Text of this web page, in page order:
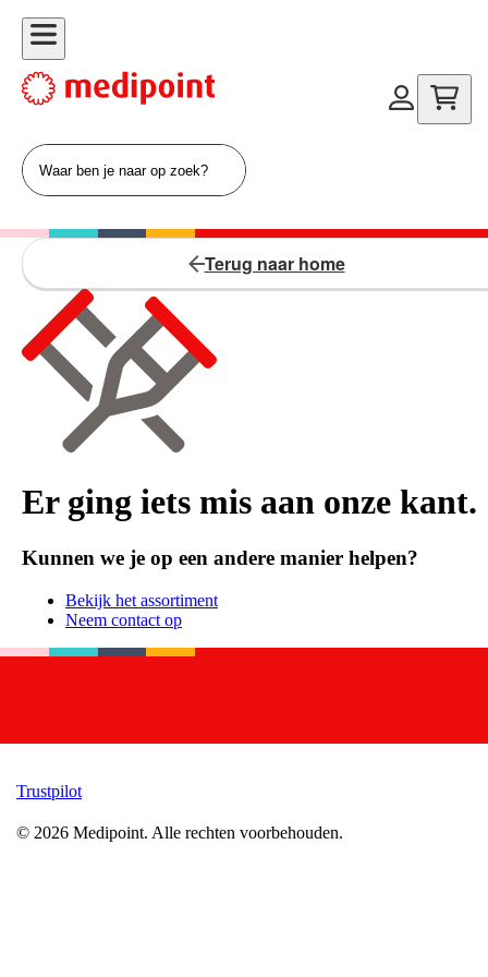
Terug naar home
Er ging iets mis aan onze kant.
Kunnen we je op een andere manier helpen?
Bekijk het assortiment
Neem contact op
Trustpilot
© 2026 Medipoint. Alle rechten voorbehouden.